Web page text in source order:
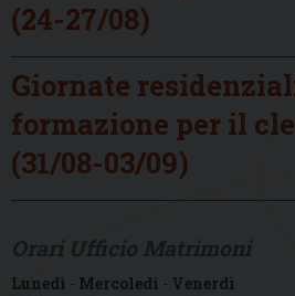
(24-27/08)
Giornate
formazione per il
(31/08-03/09)
Lunedì - Mercoledì - Venerdì